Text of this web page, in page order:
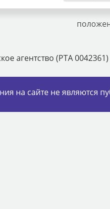
агентство (РТА 0042361)
на сайте не являются